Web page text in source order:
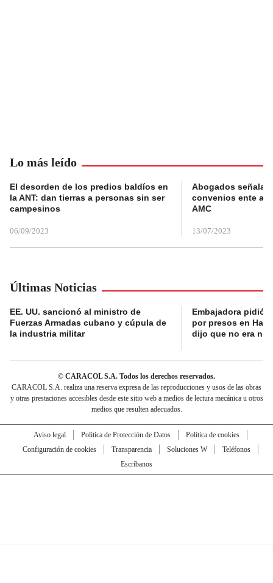
Lo más leído
El desorden de los predios baldíos en
la ANT: dan tierras a personas sin ser
campesinos
06/09/2023
Abogados
convenios ente
AMC
13/07/2023
Últimas Noticias
EE. UU. sancionó al ministro de
Fuerzas Armadas cubano y cúpula de
la industria militar
Embajadora pidió
por presos en
dijo que no era
© CARACOL S.A. Todos los derechos reservados.
CARACOL S.A. realiza una reserva expresa de las reproducciones y usos de las obras
y otras prestaciones accesibles desde este sitio web a medios de lectura mecánica u otros
medios que resulten adecuados.
Aviso legal Política de Protección de Datos
Política de cookies
Configuración de cookies
Transparencia Soluciones W
Teléfonos
Escríbanos